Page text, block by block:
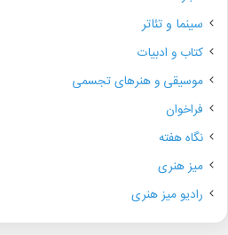
سینما و تئاتر
کتاب و ادبیات
موسیقی و هنرهای تجسمی
فراخوان
نگاه هفته
میز هنری
رادیو میز هنری